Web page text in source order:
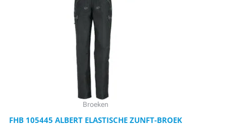
Broeken
FHB 105445 ALBERT ELASTISCHE ZUNFT-BROEK
heeft
meerdere
variaties.
Deze
optie
kan
gekozen
worden
op